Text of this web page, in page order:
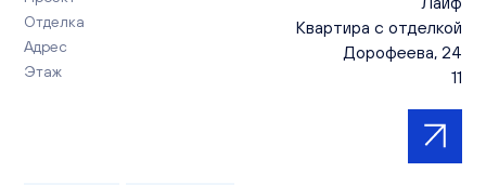
Отделка Квартира с отделкой
Адрес Дорофеева, 24
Этаж 11